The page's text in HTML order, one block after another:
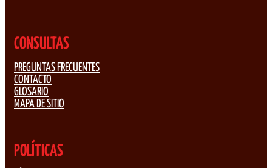
CONSULTAS
PREGUNTAS FRECUENTES
CONTACTO
GLOSARIO
MAPA DE SITIO
POLÍTICAS